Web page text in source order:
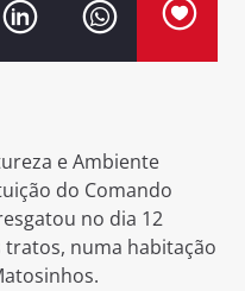
e Ambiente
do Comando
no dia 12
numa habitação